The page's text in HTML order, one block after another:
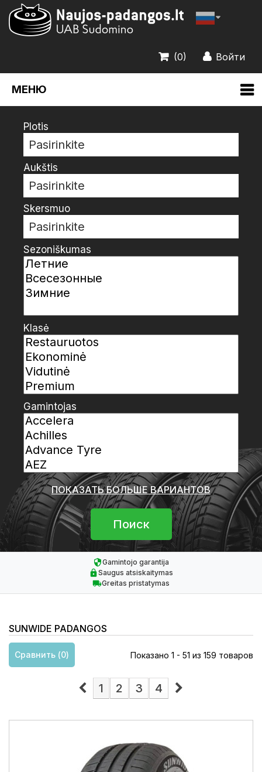
Войти
(0)
МЕНЮ
Plotis
Pasirinkite
Aukštis
Pasirinkite
Skersmuo
Pasirinkite
Sezoniškumas
Klasė
Gamintojas
ПОКАЗАТЬ БОЛЬШЕ ВАРИАНТОВ
Gamintojo garantija
Saugus atsiskaitymas
Greitas pristatymas
SUNWIDE PADANGOS
Сравнить (0) Показано 1 - 51 из 159 товаров
1 2 3 4